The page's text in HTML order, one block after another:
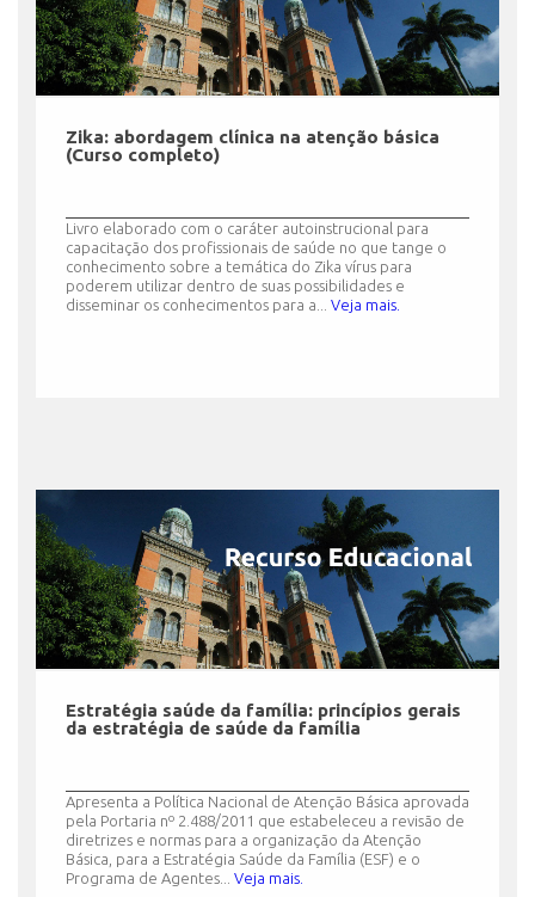
Zika: abordagem clínica na atenção básica
(Curso completo)
Livro elaborado com o caráter autoinstrucional para
capacitação dos profissionais de saúde no que tange o
conhecimento sobre a temática do Zika vírus para
poderem utilizar dentro de suas possibilidades e
disseminar os conhecimentos para a... Veja mais.
Estratégia saúde da família: princípios gerais
da estratégia de saúde da família
Apresenta a Política Nacional de Atenção Básica aprovada
pela Portaria nº 2.488/2011 que estabeleceu a revisão de
diretrizes e normas para a organização da Atenção
Básica, para a Estratégia Saúde da Família (ESF) e o
Programa de Agentes... Veja mais.